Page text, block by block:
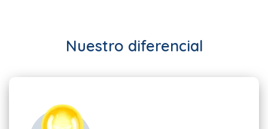
Nuestro diferencial